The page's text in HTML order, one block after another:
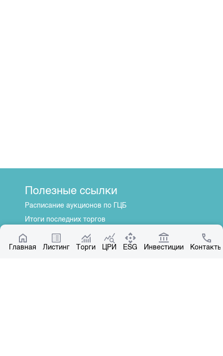
Главная Листинг Торги ЦРИ ESG Инвестиции Контакты
Полезные ссылки
Расписание аукционов по ГЦБ
Итоги последних торгов
Котировки по ЦБ
Центр раскрытия информации